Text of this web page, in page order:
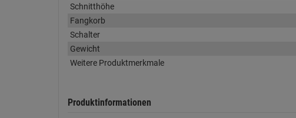
Schnitthöhe
Fangkorb
Schalter
Gewicht
Weitere Produktmerkmale
Produktinformationen